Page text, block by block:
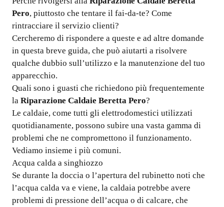
Pero, piuttosto che tentare il fai-da-te? Come
rintracciare il servizio clienti?
Cercheremo di rispondere a queste e ad altre domande
in questa breve guida, che può aiutarti a risolvere
qualche dubbio sull’utilizzo e la manutenzione del tuo
apparecchio.
Quali sono i guasti che richiedono più frequentemente
la Riparazione Caldaie Beretta Pero?
Le caldaie, come tutti gli elettrodomestici utilizzati
quotidianamente, possono subire una vasta gamma di
problemi che ne compromettono il funzionamento.
Vediamo insieme i più comuni.
Acqua calda a singhiozzo
Se durante la doccia o l’apertura del rubinetto noti che
l’acqua calda va e viene, la caldaia potrebbe avere
problemi di pressione dell’acqua o di calcare, che